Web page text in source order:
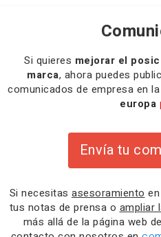
Si quieres mejorar el
marca, ahora puedes
comunicados de empresa en
europa
Envía tu
Si necesitas asesoramiento
tus notas de prensa o ampliar
más allá de la página web de